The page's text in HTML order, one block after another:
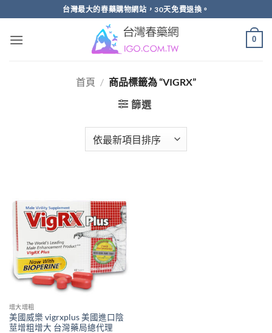
轉
台灣最大的春藥購物網站，30天免費退換。
0
首頁 / 商品標籤為 “VIGRX”
篩選
增大增粗
美國威樂 vigrxplus 美國進口陰
莖增粗增大 台灣藥局總代理